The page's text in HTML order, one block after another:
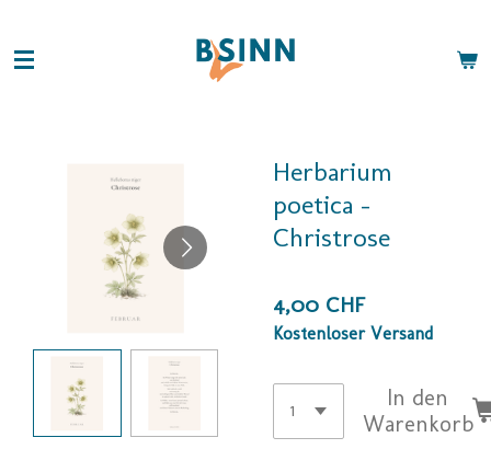
Hauptinhalt
springen
Herbarium
poetica -
Christrose
4,00 CHF
Kostenloser Versand
In den
Warenkorb